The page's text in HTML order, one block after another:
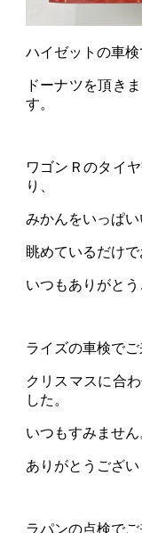
ハイゼットの車検
ドーナツを頂き
す。
ワゴンＲのタイ
り、
みかんをいっぱい
眺めているだけ
いつもありがとう
ライズの車検で
クリスマスに合
した。
いつもすみません
ありがとうござい
ラパンの点検で